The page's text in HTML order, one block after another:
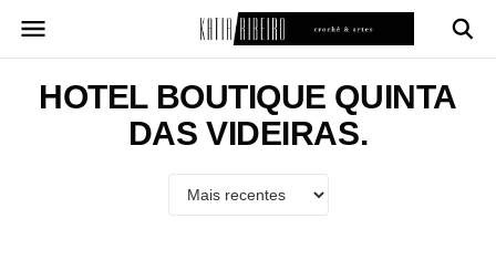
para
conteúdoHOTEL BOUTIQUE QUINTA
DAS VIDEIRAS.